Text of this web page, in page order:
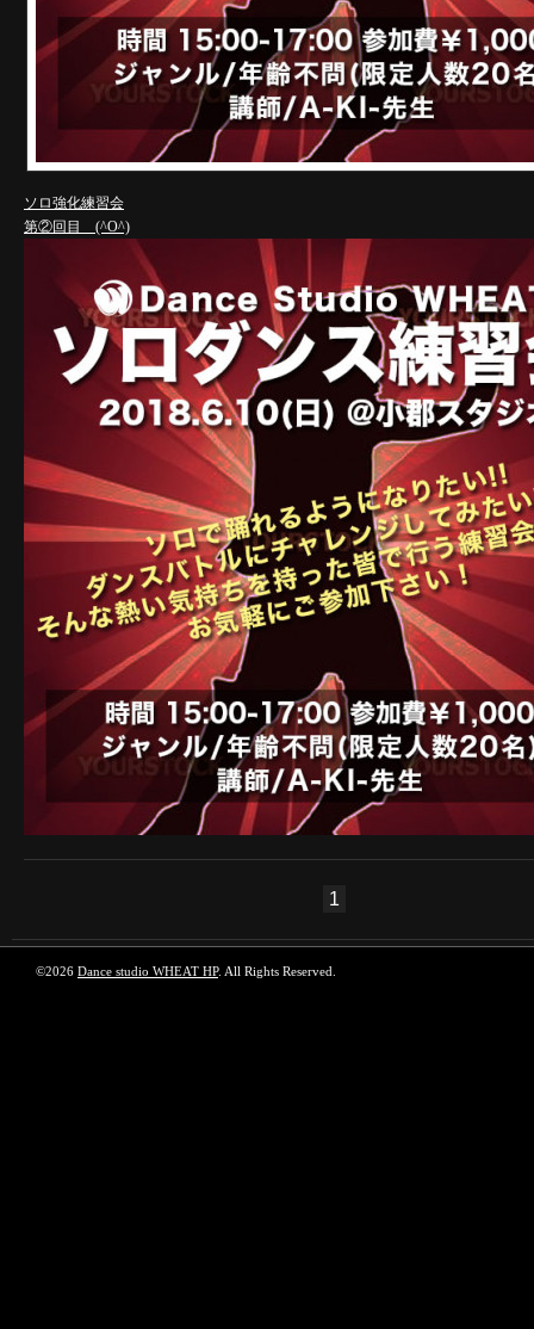
ソロ強化練習会
第②回目 (^O^)
1
©2026 Dance studio WHEAT HP. All Rights Reserved.